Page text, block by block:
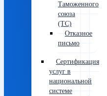
Таможенного
союза
(ТС)
Отказное
письмо
Сертификация
услуг в
национальной
системе